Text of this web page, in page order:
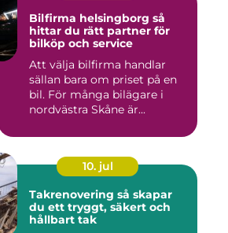
Bilfirma helsingborg så
hittar du rätt partner för
bilköp och service
Att välja bilfirma handlar
sällan bara om priset på en
bil. För många bilägare i
nordvästra Skåne är...
10. jul
Takrenovering så skapar
du ett tryggt, säkert och
hållbart tak